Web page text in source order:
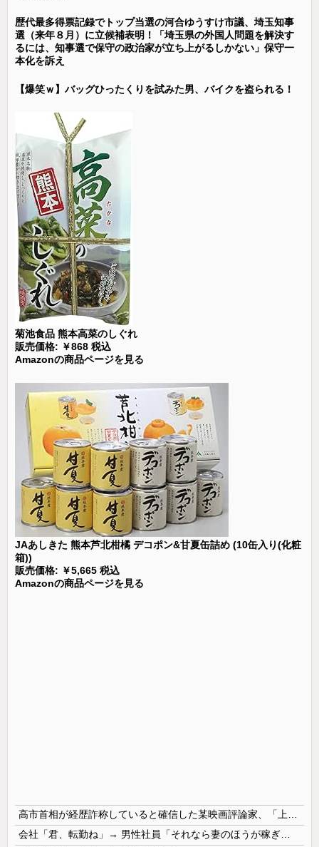
歴代最多得票記録でトップ当選の河合ゆうすけ市議、埼玉知事
選（来年８月）に立候補表明！「埼玉県の外国人問題を解決す
るには、知事選で保守の政治家が立ち上がるしかない」保守一
本化を訴え
【爆笑ｗ】バッグひったくりを試みた男、バイクを盗られる！
菊池食品 熊本高菜のしぐれ
販売価格: ￥868 税込
Amazonの商品ページを見る
JAあしきた 熊本芦北柑橘 デコポン&甘夏缶詰め (10缶入り(化粧
箱))
販売価格: ￥5,665 税込
Amazonの商品ページを見る